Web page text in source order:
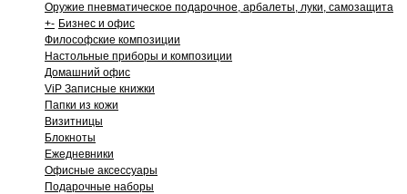
Оружие пневматическое подарочное, арбалеты, луки, самозащита
+- Бизнес и офис
Философские композиции
Настольные приборы и композиции
Домашний офис
ViP Записные книжки
Папки из кожи
Визитницы
Блокноты
Ежедневники
Офисные аксессуары
Подарочные наборы